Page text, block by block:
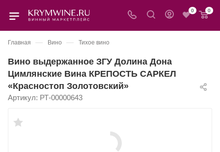
0 0
Главная — Вино — Тихое вино
Вино выдержанное ЗГУ Долина Дона
Цимлянские Вина КРЕПОСТЬ САРКЕЛ
«Красностоп Золотовский»
Артикул: РТ-00000643